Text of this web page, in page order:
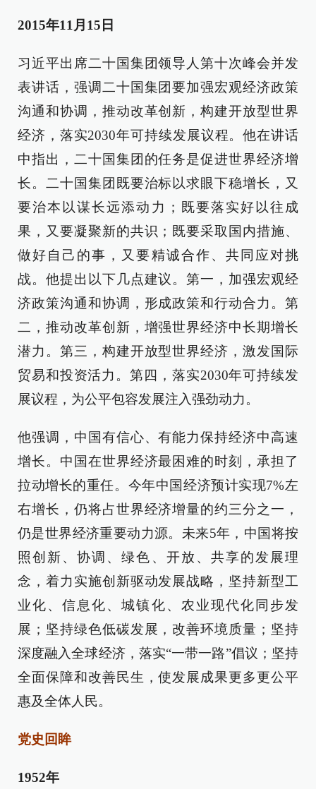
2015年11月15日
习近平出席二十国集团领导人第十次峰会并发
表讲话，强调二十国集团要加强宏观经济政策
沟通和协调，推动改革创新，构建开放型世界
经济，落实2030年可持续发展议程。他在讲话
中指出，二十国集团的任务是促进世界经济增
长。二十国集团既要治标以求眼下稳增长，又
要治本以谋长远添动力；既要落实好以往成
果，又要凝聚新的共识；既要采取国内措施、
做好自己的事，又要精诚合作、共同应对挑
战。他提出以下几点建议。第一，加强宏观经
济政策沟通和协调，形成政策和行动合力。第
二，推动改革创新，增强世界经济中长期增长
潜力。第三，构建开放型世界经济，激发国际
贸易和投资活力。第四，落实2030年可持续发
展议程，为公平包容发展注入强劲动力。
他强调，中国有信心、有能力保持经济中高速
增长。中国在世界经济最困难的时刻，承担了
拉动增长的重任。今年中国经济预计实现7%左
右增长，仍将占世界经济增量的约三分之一，
仍是世界经济重要动力源。未来5年，中国将按
照创新、协调、绿色、开放、共享的发展理
念，着力实施创新驱动发展战略，坚持新型工
业化、信息化、城镇化、农业现代化同步发
展；坚持绿色低碳发展，改善环境质量；坚持
深度融入全球经济，落实“一带一路”倡议；坚持
全面保障和改善民生，使发展成果更多更公平
惠及全体人民。
党史回眸
1952年